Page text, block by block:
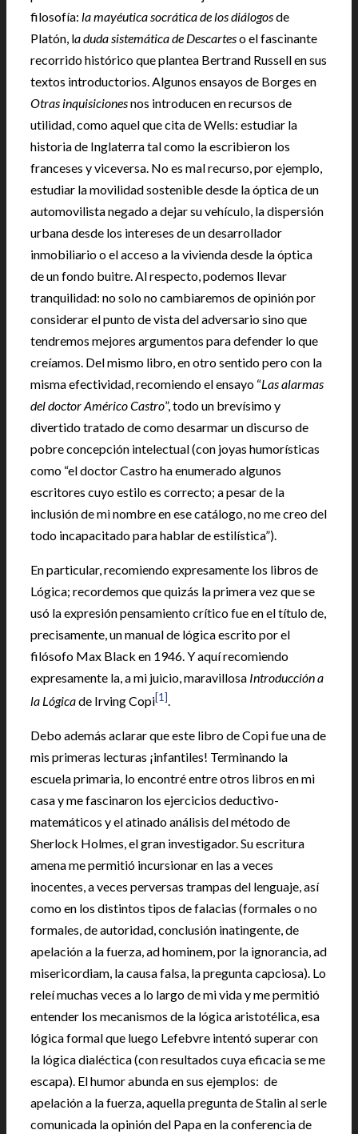
filosofía: la mayéutica socrática de los diálogosde
Platón, la duda sistemática de Descarteso el fascinante
recorrido histórico que plantea Bertrand Russell en sus
textos introductorios. Algunos ensayos de Borges en
Otras inquisicionesnos introducen en recursos de
utilidad, como aquel que cita de Wells: estudiar la
historia de Inglaterra tal como la escribieron los
franceses y viceversa. No es mal recurso, por ejemplo,
estudiar la movilidad sostenible desde la óptica de un
automovilista negado a dejar su vehículo, la dispersión
urbana desde los intereses de un desarrollador
inmobiliario o el acceso a la vivienda desde la óptica
de un fondo buitre. Al respecto, podemos llevar
tranquilidad: no solo no cambiaremos de opinión por
considerar el punto de vista del adversario sino que
tendremos mejores argumentos para defender lo que
creíamos. Del mismo libro, en otro sentido pero con la
misma efectividad, recomiendo el ensayo “Las alarmas
del doctor Américo Castro”, todo un brevísimo y
divertido tratado de como desarmar un discurso de
pobre concepción intelectual (con joyas humorísticas
como “el doctor Castro ha enumerado algunos
escritores cuyo estilo es correcto; a pesar de la
inclusión de mi nombre en ese catálogo, no me creo del
todo incapacitado para hablar de estilística”).
En particular, recomiendo expresamente los libros de
Lógica; recordemos que quizás la primera vez que se
usó la expresión pensamiento crítico fue en el título de,
precisamente, un manual de lógica escrito por el
filósofo Max Black en 1946. Y aquí recomiendo
expresamente la, a mi juicio, maravillosa Introducción a
la Lógicade Irving Copi[1].
Debo además aclarar que este libro de Copi fue una de
mis primeras lecturas ¡infantiles! Terminando la
escuela primaria, lo encontré entre otros libros en mi
casa y me fascinaron los ejercicios deductivo-
matemáticos y el atinado análisis del método de
Sherlock Holmes, el gran investigador. Su escritura
amena me permitió incursionar en las a veces
inocentes, a veces perversas trampas del lenguaje, así
como en los distintos tipos de falacias (formales o no
formales, de autoridad, conclusión inatingente, de
apelación a la fuerza, ad hominem, por la ignorancia, ad
misericordiam, la causa falsa, la pregunta capciosa). Lo
releí muchas veces a lo largo de mi vida y me permitió
entender los mecanismos de la lógica aristotélica, esa
lógica formal que luego Lefebvre intentó superar con
la lógica dialéctica (con resultados cuya eficacia se me
escapa). El humor abunda en sus ejemplos: de
apelación a la fuerza, aquella pregunta de Stalin al serle
comunicada la opinión del Papa en la conferencia de